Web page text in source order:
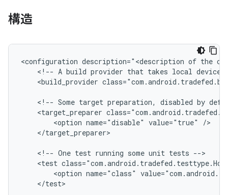
構造
<configuration description="<description of the
<!-- A build provider that takes local device
<build_provider
<!-- Some target preparation, disabled by
<target_preparer
<option name="disable" value="true"
</target_preparer>
<!-- One test running some unit tests
<test
<option name="class"
</test>